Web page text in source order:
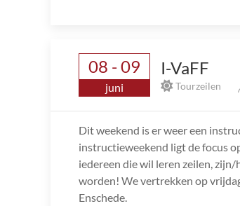
08 - 09
juni
I-VaFF
Tourzeilen
Dit weekend is er weer een
instructieweekend ligt de focus
iedereen die wil leren zeilen,
worden! We vertrekken op
Enschede.